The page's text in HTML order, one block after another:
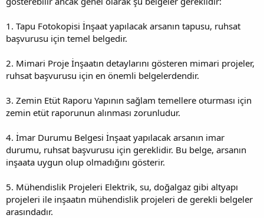
1. Tapu Fotokopisi İnşaat yapılacak arsanın tapusu, ruhsat
başvurusu için temel belgedir.
2. Mimari Proje İnşaatın detaylarını gösteren mimari projeler,
ruhsat başvurusu için en önemli belgelerdendir.
3. Zemin Etüt Raporu Yapının sağlam temellere oturması için
zemin etüt raporunun alınması zorunludur.
4. İmar Durumu Belgesi İnşaat yapılacak arsanın imar
durumu, ruhsat başvurusu için gereklidir. Bu belge, arsanın
inşaata uygun olup olmadığını gösterir.
5. Mühendislik Projeleri Elektrik, su, doğalgaz gibi altyapı
projeleri ile inşaatın mühendislik projeleri de gerekli belgeler
arasındadır.